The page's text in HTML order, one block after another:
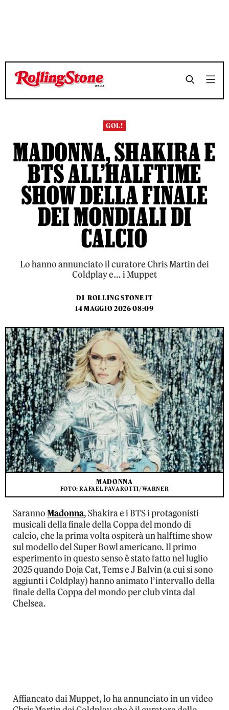
TEMPO DI LETTURA 3 MINUTI SHARE
TEMPO DI LETTURA 3 MINUTI SHARE
GOL!
MADONNA, SHAKIRA E
BTS ALL’HALFTIME
SHOW DELLA FINALE
DEI MONDIALI DI
CALCIO
Lo hanno annunciato il curatore Chris Martin dei
Coldplay e… i Muppet
DI ROLLING STONE IT
14 MAGGIO 2026 08:09
MADONNA
FOTO: RAFAEL PAVAROTTI/WARNER
SarannoMadonna, Shakira e i BTS i protagonisti
musicali della finale della Coppa del mondo di
calcio, che la prima volta ospiterà un halftime show
sul modello del Super Bowl americano. Il primo
esperimento in questo senso è stato fatto nel luglio
2025 quando Doja Cat, Tems e J Balvin (a cui si sono
aggiunti i Coldplay) hanno animato l’intervallo della
finale della Coppa del mondo per club vinta dal
Chelsea.
Affiancato dai Muppet, lo ha annunciato in un video